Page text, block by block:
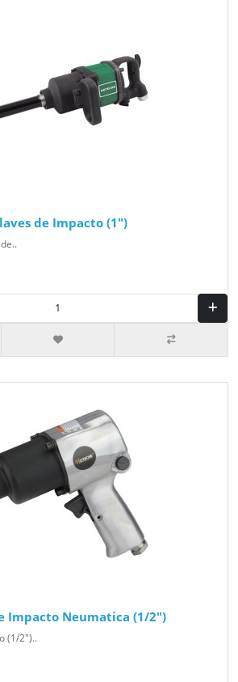
de Impacto (1")
Impacto Neumatica (1/2")
(1/2")..